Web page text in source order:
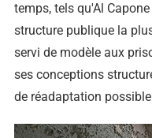
temps, tels qu'Al
structure publique la
servi de modèle aux
ses conceptions
de réadaptation